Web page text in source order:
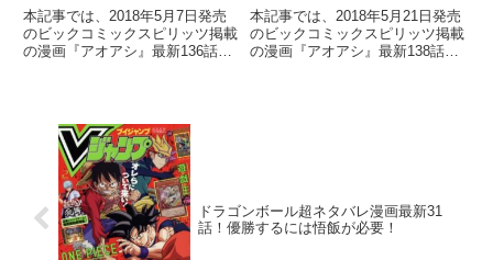
に？！
本記事では、2018年5月7日発売
のビックコミックスピリッツ掲載
の漫画『アオアシ』最新136話の
人と柏大。 葦人は、栗林のプレ
ーから何かをまた学ぼうと
本記事では、2018年5月21日発売
のビックコミックスピリッツ掲載
の漫画『アオアシ』最新138話の
ドラゴンボール超ネタバレ漫画最新31
話！優勝するには悟飯が必要！